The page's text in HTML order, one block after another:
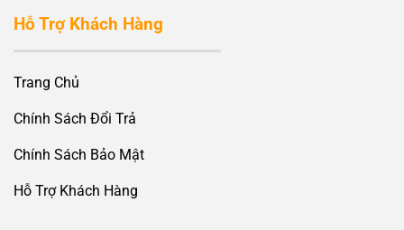
Hỗ Trợ Khách Hàng
Trang Chủ
Chính Sách Đổi Trả
Chính Sách Bảo Mật
Hỗ Trợ Khách Hàng